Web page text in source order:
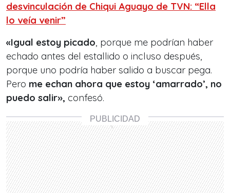
desvinculación de Chiqui Aguayo de TVN: “Ella
lo veía venir”
«Igual estoy picado, porque me podrían haber
echado antes del estallido o incluso después,
porque uno podría haber salido a buscar pega.
Pero me echan ahora que estoy ‘amarrado’, no
puedo salir», confesó.